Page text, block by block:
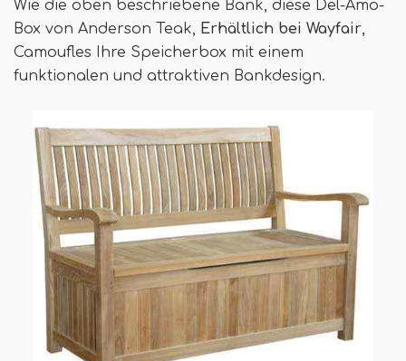
Wie die oben beschriebene Bank, diese Del-Amo-
Box von Anderson Teak,
Erhältlich bei Wayfair
Camoufles Ihre Speicherbox mit einem
funktionalen und attraktiven Bankdesign.